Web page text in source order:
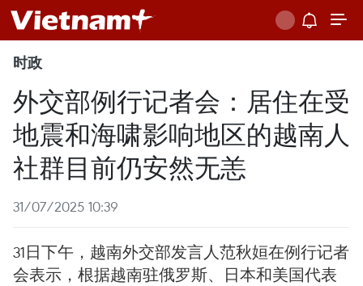
时政
外交部例行记者会：居住在受
地震和海啸影响地区的越南人
社群目前仍安然无恙
31/07/2025 10:39
31日下午，越南外交部发言人范秋姮在例行记者
会表示，根据越南驻俄罗斯、日本和美国代表